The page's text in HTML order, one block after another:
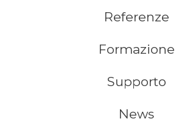
Referenze
Formazione
Supporto
News